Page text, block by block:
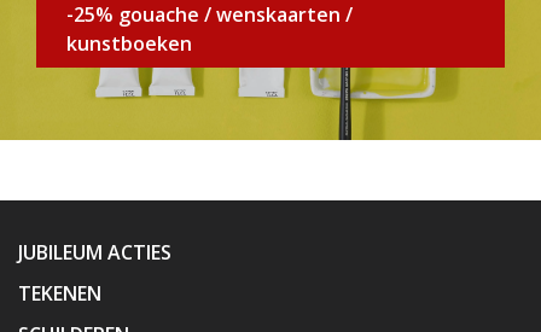
-25% gouache / wenskaarten /
kunstboeken
JUBILEUM ACTIES
TEKENEN